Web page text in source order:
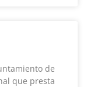
de
que presta